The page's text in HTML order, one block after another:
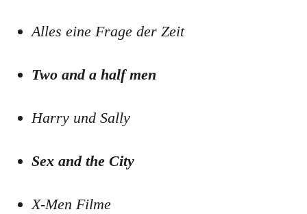
Alles eine Frage der Zeit
Two and a half men
Harry und Sally
Sex and the City
X-Men Filme